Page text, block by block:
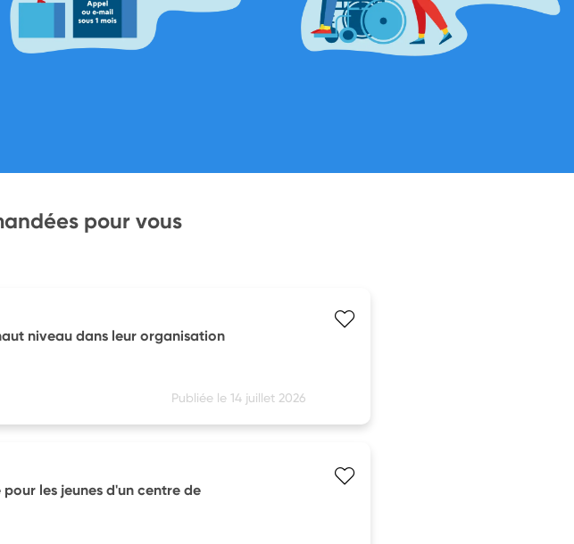
pour vous
niveau dans leur organisation
Publiée le 14 juillet 2026
les jeunes d'un centre de